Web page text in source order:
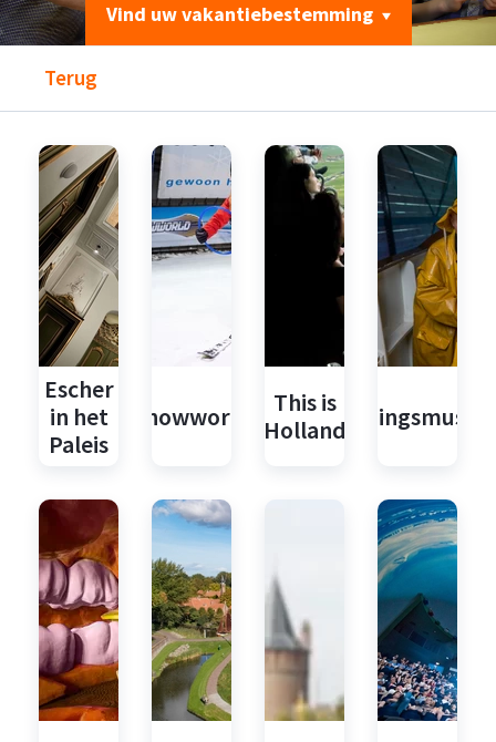
Vind uw vakantiebestemming
Terug
Escher
in het
Paleis
Snowworld
This is
Holland